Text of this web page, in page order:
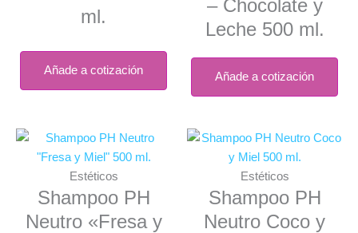
ml.
Añade a cotización
– Chocolate y
Leche 500 ml.
Añade a cotización
Estéticos
Shampoo PH
Neutro «Fresa y
Estéticos
Shampoo PH
Neutro Coco y